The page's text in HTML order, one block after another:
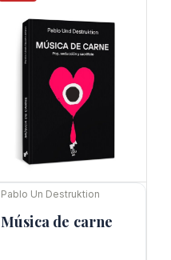
Música de carne
Pablo Un Destruktion